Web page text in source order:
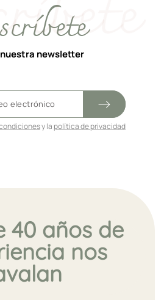
newsletter
y la política de privacidad
40 años de
nos